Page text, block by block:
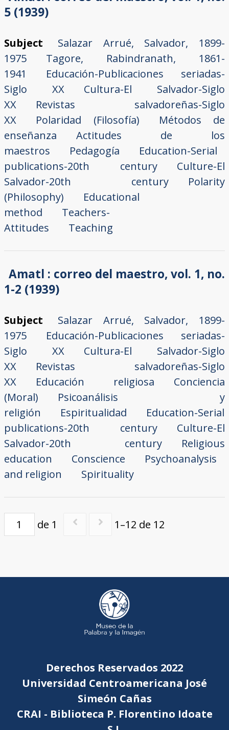
5 (1939)
Subject
Salazar Arrué, Salvador, 1899-
1975
Tagore, Rabindranath, 1861-
1941
Educación-Publicaciones seriadas-
Siglo XX
Cultura-El Salvador-Siglo
XX
Revistas salvadoreñas-Siglo
XX
Polaridad (Filosofía)
Métodos de
enseñanza
Actitudes de los
maestros
Pedagogía
Education-Serial
publications-20th century
Culture-El
Salvador-20th century
Polarity
(Philosophy)
Educational
method
Teachers-
Attitudes
Teaching
Amatl : correo del maestro, vol. 1, no.
1-2 (1939)
Subject
Salazar Arrué, Salvador, 1899-
1975
Educación-Publicaciones seriadas-
Siglo XX
Cultura-El Salvador-Siglo
XX
Revistas salvadoreñas-Siglo
XX
Educación religiosa
Conciencia
(Moral)
Psicoanálisis y
religión
Espiritualidad
Education-Serial
publications-20th century
Culture-El
Salvador-20th century
Religious
education
Conscience
Psychoanalysis
and religion
Spirituality
de 1 1–12 de 12
Derechos Reservados 2022
Universidad Centroamericana José
Simeón Cañas
CRAI - Biblioteca P. Florentino Idoate